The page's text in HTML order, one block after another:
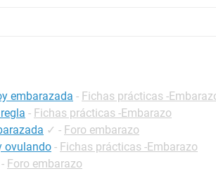
embarazada - Fichas prácticas -
- Fichas prácticas -Embarazo
✓ - Foro embarazo
ovulando - Fichas prácticas -Embarazo
- Foro embarazo